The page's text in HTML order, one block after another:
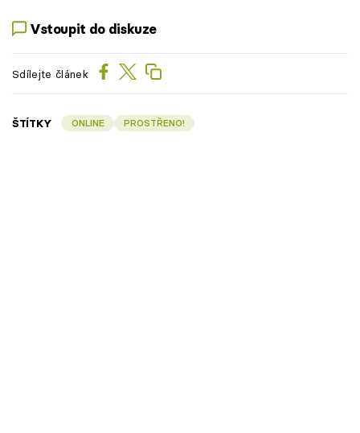
Vstoupit do diskuze
Sdílejte článek
ŠTÍTKY ONLINE PROSTŘENO!